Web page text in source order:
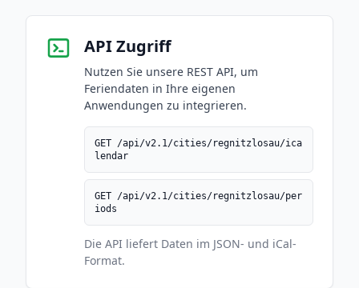
API Zugriff
Nutzen Sie unsere REST API, um
Feriendaten in Ihre eigenen
Anwendungen zu integrieren.
GET /api/v2.1/cities/regnitzlosau/ica
lendar
GET /api/v2.1/cities/regnitzlosau/per
iods
Die API liefert Daten im JSON- und iCal-
Format.